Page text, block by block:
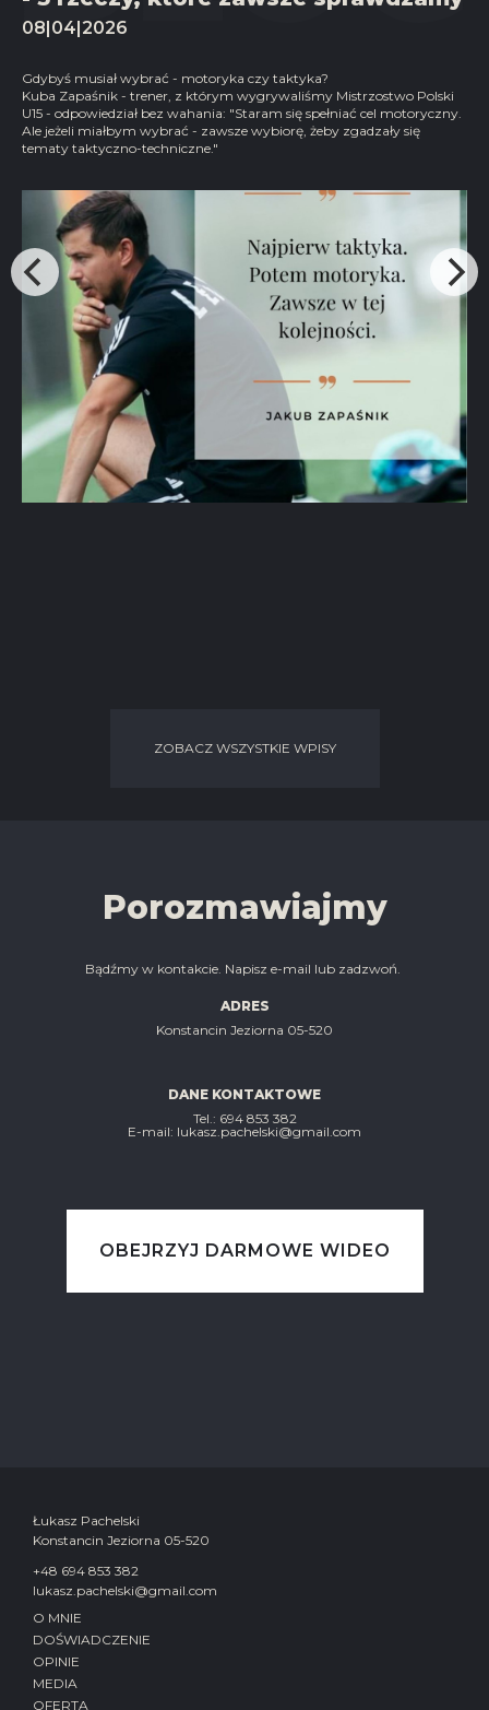
08|04|2026
Gdybyś musiał wybrać - motoryka czy taktyka?
Kuba Zapaśnik - trener, z którym wygrywaliśmy Mistrzostwo Polski
U15 - odpowiedział bez wahania: "Staram się spełniać cel motoryczny.
Ale jeżeli miałbym wybrać - zawsze wybiorę, żeby zgadzały się
tematy taktyczno-techniczne."
ZOBACZ WSZYSTKIE WPISY
Porozmawiajmy
Bądźmy w kontakcie. Napisz e-mail lub zadzwoń.
ADRES
Konstancin Jeziorna 05-520
DANE KONTAKTOWE
Tel.: ‭694 853 382‬
E-mail: lukasz.pachelski@gmail.com
OBEJRZYJ DARMOWE WIDEO
Łukasz Pachelski
Konstancin Jeziorna 05-520
+48 694 853 382
lukasz.pachelski@gmail.com
O MNIE
DOŚWIADCZENIE
OPINIE
MEDIA
OFERTA